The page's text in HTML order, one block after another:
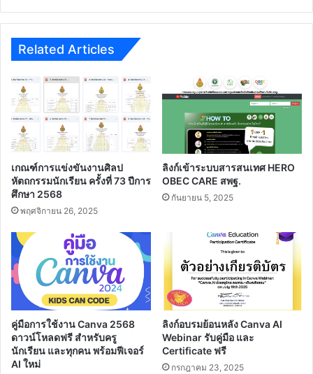
Related Articles
เกณฑ์การแข่งขันงานศิลป
หัตถกรรมนักเรียน ครั้งที่ 73 ปีการ
ศึกษา 2568
พฤศจิกายน 26, 2025
ลิงก์เข้าระบบสารสนเทศ HERO
OBEC CARE สพฐ.
กันยายน 5, 2025
คู่มือการใช้งาน Canva 2568
ดาวน์โหลดฟรี สำหรับครู
นักเรียน และทุกคน พร้อมฟีเจอร์
AI ใหม่
ลิงก์อบรมย้อนหลัง Canva AI
Webinar รับคู่มือ และ
Certificate ฟรี
กรกฎาคม 23, 2025